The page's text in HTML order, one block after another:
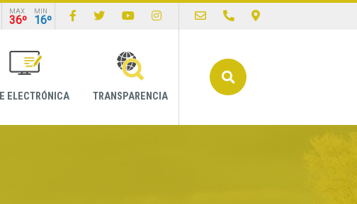
MAX
36º
MIN
16º
ELECTRÓNICA TRANSPARENCIA